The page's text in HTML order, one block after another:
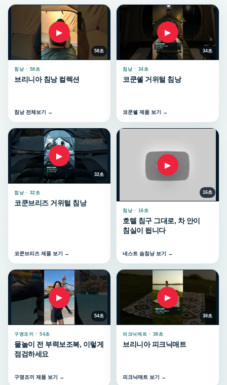
▶
58초
침낭 · 58초
브리니아 침낭 컬렉션
침낭 전체보기 →
▶
34초
침낭 · 34초
코쿤쉘 거위털 침낭
코쿤쉘 제품 보기 →
▶
32초
침낭 · 32초
코쿤브리즈 거위털 침낭
코쿤브리즈 제품 보기 →
▶
16초
침낭 · 16초
호텔 침구 그대로, 차 안이
침실이 됩니다
네스트 솜침낭 보기 →
▶
54초
구명조끼 · 54초
물놀이 전 부력보조복, 이렇게
점검하세요
구명조끼 제품 보기 →
▶
38초
피크닉매트 · 38초
브리니아 피크닉매트
피크닉매트 보기 →